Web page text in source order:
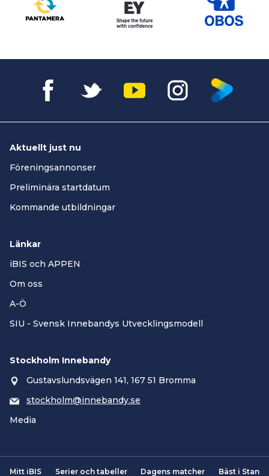
Aktuellt just nu
Föreningsannonser
Preliminära startdatum
Kommande utbildningar
Länkar
iBIS och APPEN
Om oss
A-Ö
SIU - Svensk Innebandys Utvecklingsmodell
Stockholm Innebandy
Gustavslundsvägen 141, 167 51 Bromma
stockholm@innebandy.se
Media
Mitt iBIS Serier och tabeller Dagens matcher Bäst i Stan